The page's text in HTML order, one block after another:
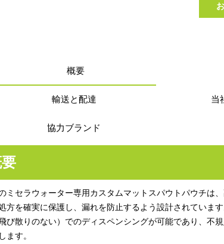
概要
輸送と配達 当
協力ブランド
ミセラウォーター専用カスタムマットスパウトパウチは
方を確実に保護し、漏れを防止するよう設計されてい
び散りのない）でのディスペンシングが可能であり、不
ます。